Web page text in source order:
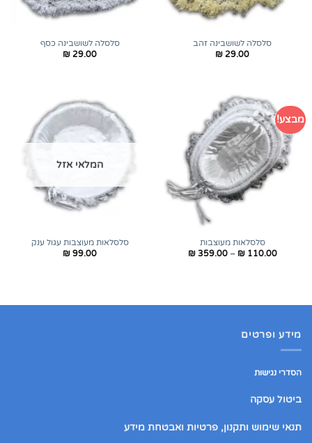
סלסלה לשושבינה זהב
₪ 29.00
סלסלה לשושבינה כסף
₪ 29.00
מבצע!
סלסלאות מעוצבות
₪110.00
–
₪359.00
המלאי אזל
סלסלאות מעוצבות עגול ענק
₪ 99.00
מידע ופרטים
הסדרי נגישות
ביטול עסקה
תנאי שימוש ותקנון, פרטיות ואבטחת מידע